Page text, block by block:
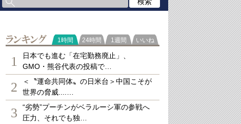
ランキング
1時間 24時間 1週間 いいね
1
日本でも進む「在宅勤務廃止」、
GMO・熊谷代表の投稿で…
2
＜〝運命共同体〟の日米台＞中国こそが
世界の脅威....…
3
“劣勢”プーチンがベラルーシ軍の参戦へ
圧力、それでも独…